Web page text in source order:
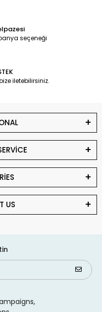
seçeneği
iletebilirsiniz.
US